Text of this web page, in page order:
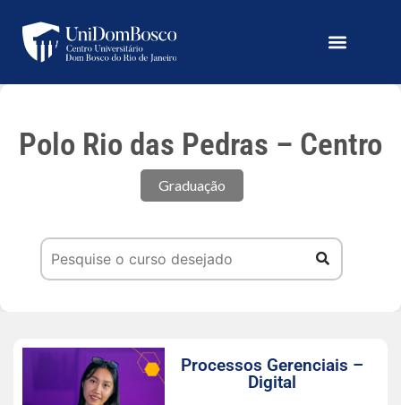
Polo Rio das Pedras – Centro
Graduação
Processos Gerenciais –
Digital